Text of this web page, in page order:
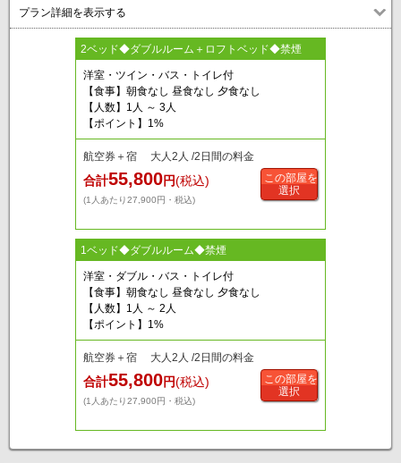
プラン詳細を表示する
2ベッド◆ダブルルーム＋ロフトベッド◆禁煙
洋室・ツイン・バス・トイレ付
【食事】朝食なし 昼食なし 夕食なし
【人数】1人 ～ 3人
【ポイント】1%
航空券＋宿 大人2人 /2日間の料金
合計55,800円(税込)
(1人あたり27,900円・税込)
この部屋を
選択
1ベッド◆ダブルルーム◆禁煙
洋室・ダブル・バス・トイレ付
【食事】朝食なし 昼食なし 夕食なし
【人数】1人 ～ 2人
【ポイント】1%
航空券＋宿 大人2人 /2日間の料金
合計55,800円(税込)
(1人あたり27,900円・税込)
この部屋を
選択